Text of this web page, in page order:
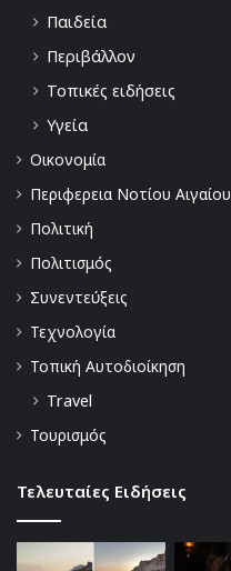
Παιδεία
Περιβάλλον
Τοπικές ειδήσεις
Υγεία
Οικονομία
Περιφερεια Νοτίου Αιγαίου
Πολιτική
Πολιτισμός
Συνεντεύξεις
Τεχνολογία
Τοπική Αυτοδιοίκηση
Travel
Τουρισμός
Τελευταίες Ειδήσεις